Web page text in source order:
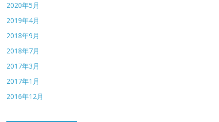
2020年5月
2019年4月
2018年9月
2018年7月
2017年3月
2017年1月
2016年12月